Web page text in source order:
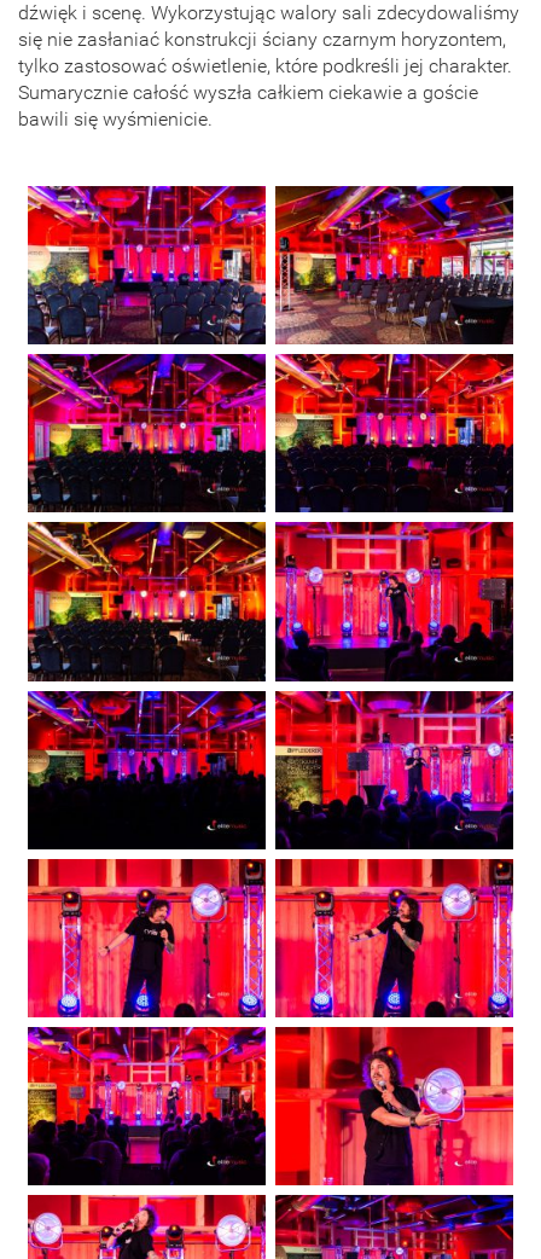
dźwięk i scenę. Wykorzystując walory sali zdecydowaliśmy
się nie zasłaniać konstrukcji ściany czarnym horyzontem,
tylko zastosować oświetlenie, które podkreśli jej charakter.
Sumarycznie całość wyszła całkiem ciekawie a goście
bawili się wyśmienicie.